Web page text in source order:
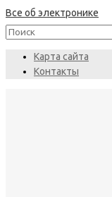
Все об электронике
Карта сайта
Контакты